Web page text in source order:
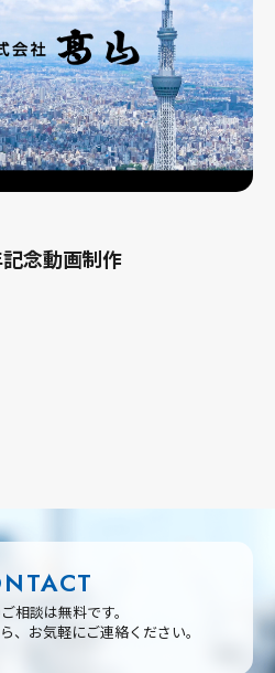
念動画制作
相談は無料です。
、お気軽にご連絡ください。